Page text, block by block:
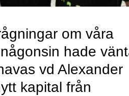
om våra
hade
vd Alexander
kapital från